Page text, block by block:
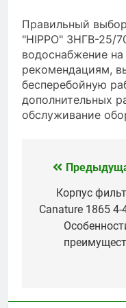
Правильный
"HIPPO" 3НГВ-25/
водоснабжение
рекомендациям,
бесперебойную
дополнительных
обслуживание
Навигация
записям
Корпус
Canature 1865